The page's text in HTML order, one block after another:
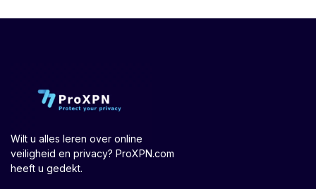
Wilt u alles leren over online
veiligheid en privacy? ProXPN.com
heeft u gedekt.